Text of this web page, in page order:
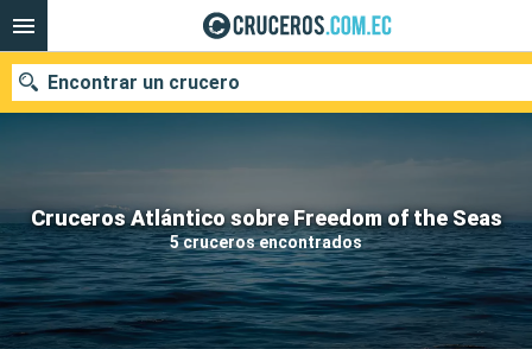
Cruceros Atlántico sobre Freedom of the Seas
5 cruceros encontrados
Encontrar un crucero
Nuestros destinos
Fecha de salida
Puertos Compañías